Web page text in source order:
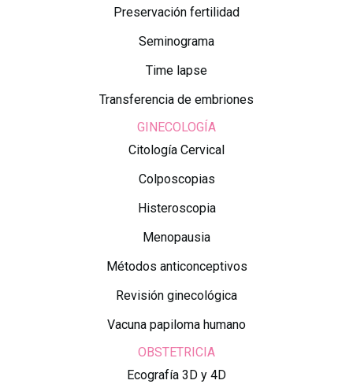
Preservación fertilidad
Seminograma
Time lapse
Transferencia de embriones
GINECOLOGÍA
Citología Cervical
Colposcopias
Histeroscopia
Menopausia
Métodos anticonceptivos
Revisión ginecológica
Vacuna papiloma humano
OBSTETRICIA
Ecografía 3D y 4D